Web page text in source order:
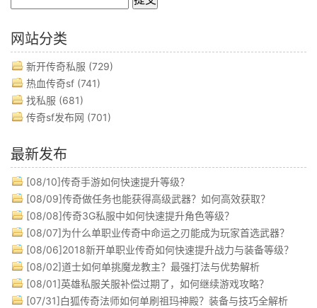
网站分类
新开传奇私服 (729)
热血传奇sf (741)
找私服 (681)
传奇sf发布网 (701)
最新发布
[08/10]传奇手游如何快速提升等级？
[08/09]传奇做任务也能获得高级武器？如何高效获取？
[08/08]传奇3G私服中如何快速提升角色等级？
[08/07]为什么单职业传奇中命运之刃能成为玩家首选武器？
[08/06]2018新开单职业传奇如何快速提升战力与装备等级？
[08/02]道士如何单挑魔龙教主？最强打法与优势解析
[08/01]英雄私服关服补偿过期了，如何继续游戏攻略？
[07/31]白狐传奇法师如何单刷祖玛神殿？装备与技巧全解析